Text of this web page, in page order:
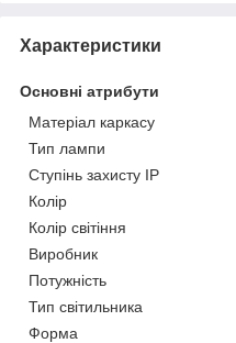
Характеристики
Основні атрибути
Матеріал каркасу
Тип лампи
Ступінь захисту IP
Колір
Колір світіння
Виробник
Потужність
Тип світильника
Форма